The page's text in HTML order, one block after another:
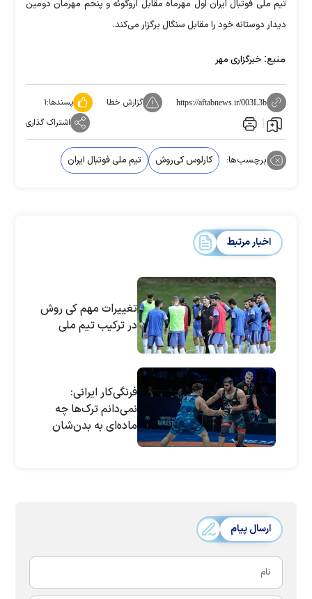
تیم ملی فوتبال ایران اول مهرماه مقابل اروگوئه و پنحم مهرمان دومین
دیدار دوستانه خود را مقابل سنگال برگزار می‌کند.
منبع: خبرگزاری مهر
https://aftabnews.ir/003L3b گزارش خطا پسندها:۱
اشتراک گذاری
برچسب‌ها: کارلوس کی‌روش تیم ملی فوتبال ایران
اخبار مرتبط
تغییرات مهم کی روش
در ترکیب تیم ملی
فرنگی‌کار ایرانی:
نمی‌دانم ترک‌ها چه
ماده‌ای به بدن‌شان
ارسال پیام